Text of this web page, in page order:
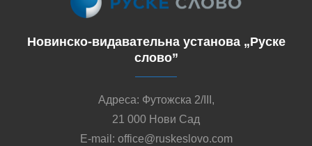
Новинско-видавательна установа „Руске
слово”
Адреса: Футожска 2/III,
21 000 Нови Сад
E-mail: office@ruskeslovo.com